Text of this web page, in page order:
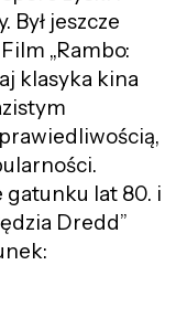
Był jeszcze
„Rambo:
klasyka kina
lat 80. i
Dredd”